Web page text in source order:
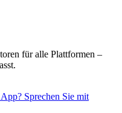
für alle Plattformen –
Sprechen Sie mit